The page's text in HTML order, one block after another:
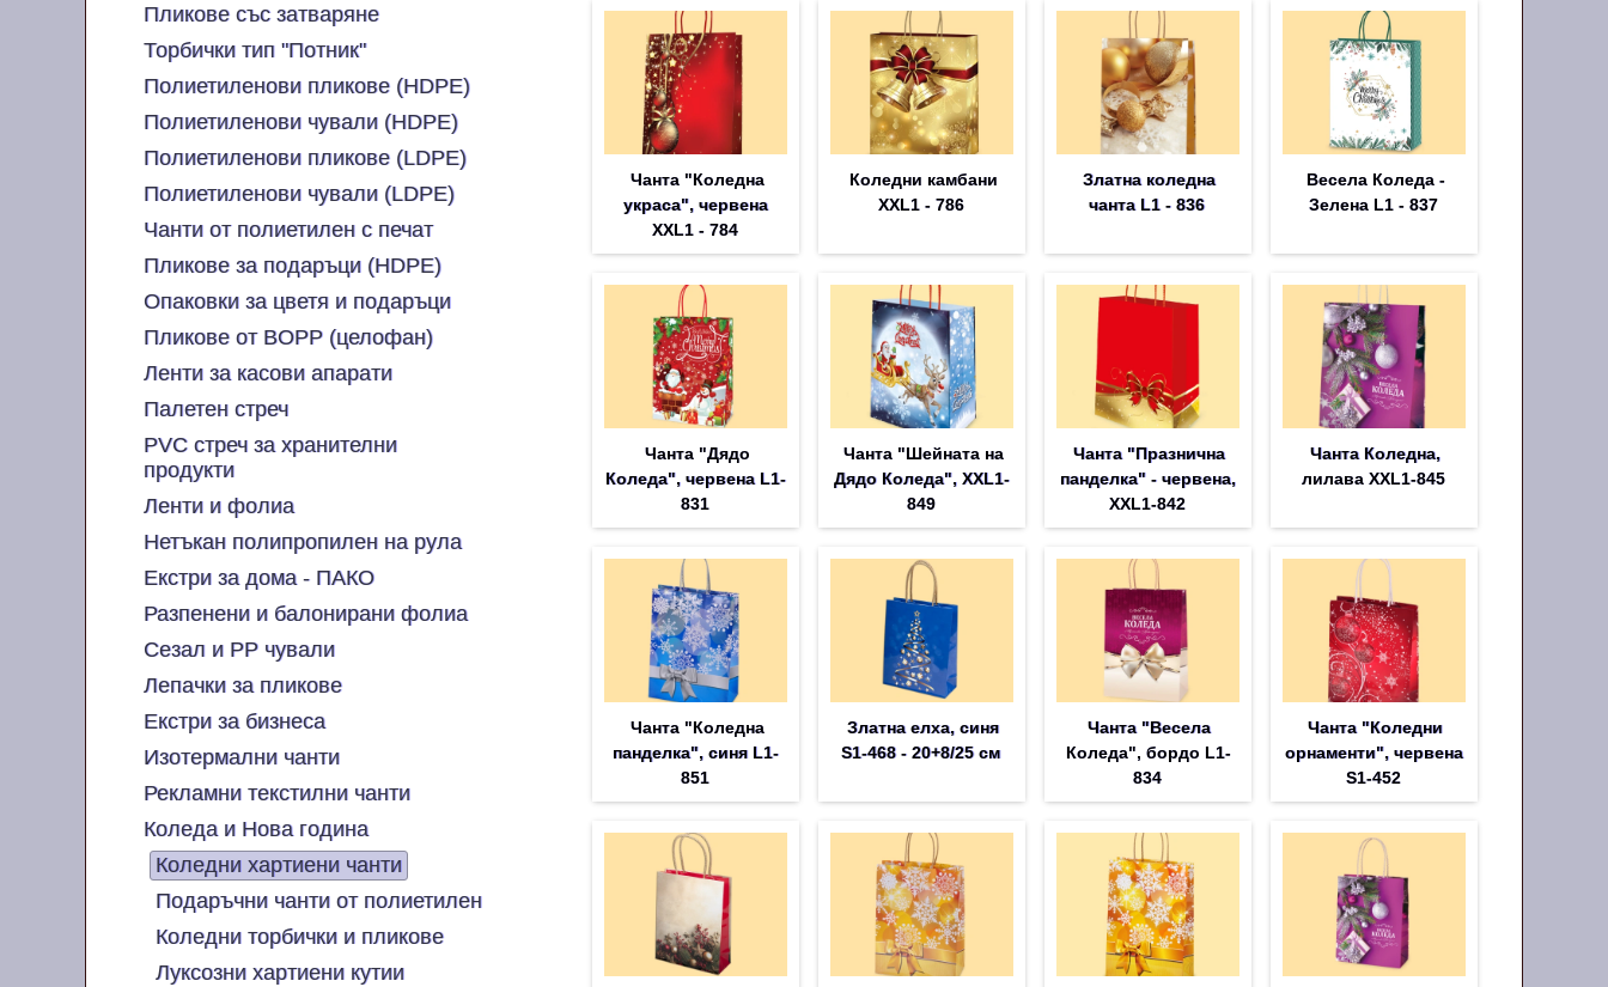
Пликове със затваряне
Торбички тип "Потник"
Полиетиленови пликове (HDPE)
Полиетиленови чували (HDPE)
Полиетиленови пликове (LDPE)
Полиетиленови чували (LDPE)
Чанти от полиетилен с печат
Пликове за подаръци (HDPE)
Опаковки за цветя и подаръци
Пликове от BOPP (целофан)
Ленти за касови апарати
Палетен стреч
PVC стреч за хранителни
продукти
Ленти и фолиа
Нетъкан полипропилен на рула
Екстри за дома - ПАКО
Разпенени и балонирани фолиа
Сезал и PP чували
Лепачки за пликове
Екстри за бизнеса
Изотермални чанти
Рекламни текстилни чанти
Коледа и Нова година
Коледни хартиени чанти
Подаръчни чанти от полиетилен
Коледни торбички и пликове
Луксозни хартиени кутии
Чанта "Коледна
украса", червена
XXL1 - 784
Коледни камбани
XXL1 - 786
Златна коледна
чанта L1 - 836
Весела Коледа -
Зелена L1 - 837
Чанта "Дядо
Коледа", червена L1-
831
Чанта "Шейната на
Дядо Коледа", XXL1-
849
Чанта "Празнична
панделка" - червена,
XXL1-842
Чанта Коледна,
лилава XXL1-845
Чанта "Коледна
панделка", синя L1-
851
Златна елха, синя
S1-468 - 20+8/25 см
Чанта "Весела
Коледа", бордо L1-
834
Чанта "Коледни
орнаменти", червена
S1-452